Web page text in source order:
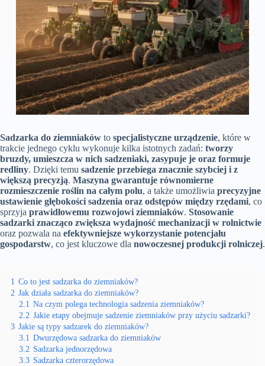
Sadzarka do ziemniaków to specjalistyczne urządzenie, które w
trakcie jednego cyklu wykonuje kilka istotnych zadań: tworzy
bruzdy, umieszcza w nich sadzeniaki, zasypuje je oraz formuje
redliny. Dzięki temu sadzenie przebiega znacznie szybciej i z
większą precyzją. Maszyna gwarantuje równomierne
rozmieszczenie roślin na całym polu, a także umożliwia precyzyjne
ustawienie głębokości sadzenia oraz odstępów między rzędami, co
sprzyja prawidłowemu rozwojowi ziemniaków. Stosowanie
sadzarki znacząco zwiększa wydajność mechanizacji w rolnictwie
oraz pozwala na efektywniejsze wykorzystanie potencjału
gospodarstw, co jest kluczowe dla nowoczesnej produkcji rolniczej.
1 Co to jest sadzarka do ziemniaków?
2 Jak działa sadzarka do ziemniaków?
2.1 Na czym polega technologia sadzenia ziemniaków?
2.2 Jakie etapy obejmuje sadzenie ziemniaków przy użyciu sadzarki?
3 Jakie są typy sadzarek do ziemniaków?
3.1 Dwurzędowa sadzarka do ziemniaków
3.2 Sadzarka jednorzędowa
3.3 Sadzarka czterorzędowa